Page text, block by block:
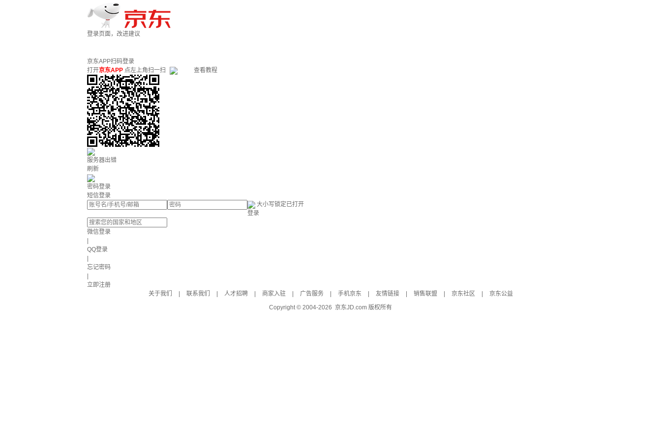
登录页面，改进建议
京东APP扫码登录
打开京东APP 点左上角扫一扫 查看教程
服务器出错
刷新
密码登录
短信登录
大小写锁定已打开
登录
微信登录
QQ登录
忘记密码
立即注册
关于我们
联系我们 人才招聘 商家入驻 广告服务 手机京东 友情链接 销售联盟 京东社区
京东公益
Copyright © 2004-2026 京东JD.com 版权所有